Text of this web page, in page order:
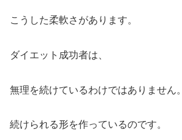
こうした柔軟さがあります。
ダイエット成功者は、
無理を続けているわけではありません。
続けられる形を作っているのです。